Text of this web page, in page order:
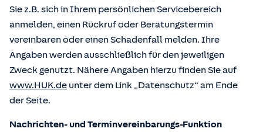
Sie z.B. sich in Ihrem persönlichen Servicebereich
anmelden, einen Rückruf oder Beratungstermin
vereinbaren oder einen Schadenfall melden. Ihre
Angaben werden ausschließlich für den jeweiligen
Zweck genutzt. Nähere Angaben hierzu finden Sie auf
www.HUK.de unter dem Link „Datenschutz“ am Ende
der Seite.
Nachrichten- und Terminvereinbarungs-Funktion